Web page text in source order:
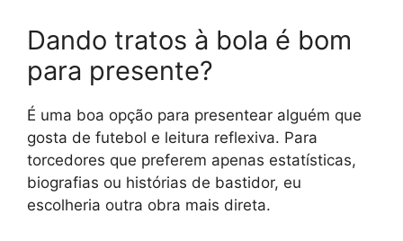
Dando tratos à bola é bom
para presente?
É uma boa opção para presentear alguém que
gosta de futebol e leitura reflexiva. Para
torcedores que preferem apenas estatísticas,
biografias ou histórias de bastidor, eu
escolheria outra obra mais direta.